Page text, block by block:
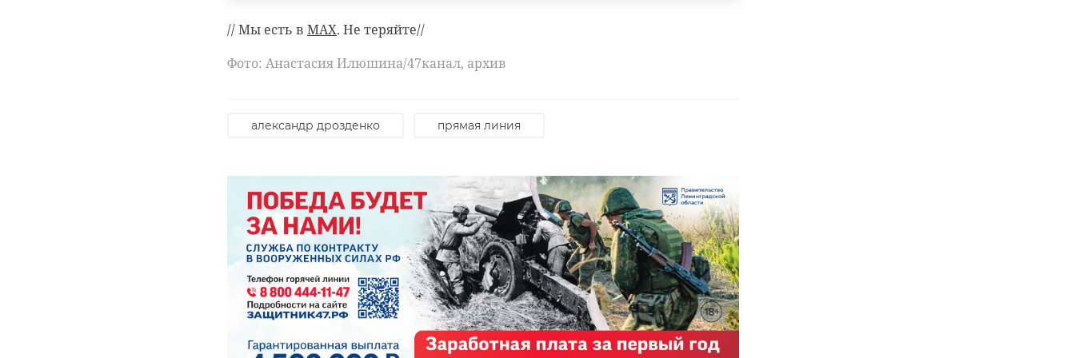
// Мы есть в MAX. Не теряйте//
Фото: Анастасия Илюшина/47канал, архив
александр дрозденко прямая линия